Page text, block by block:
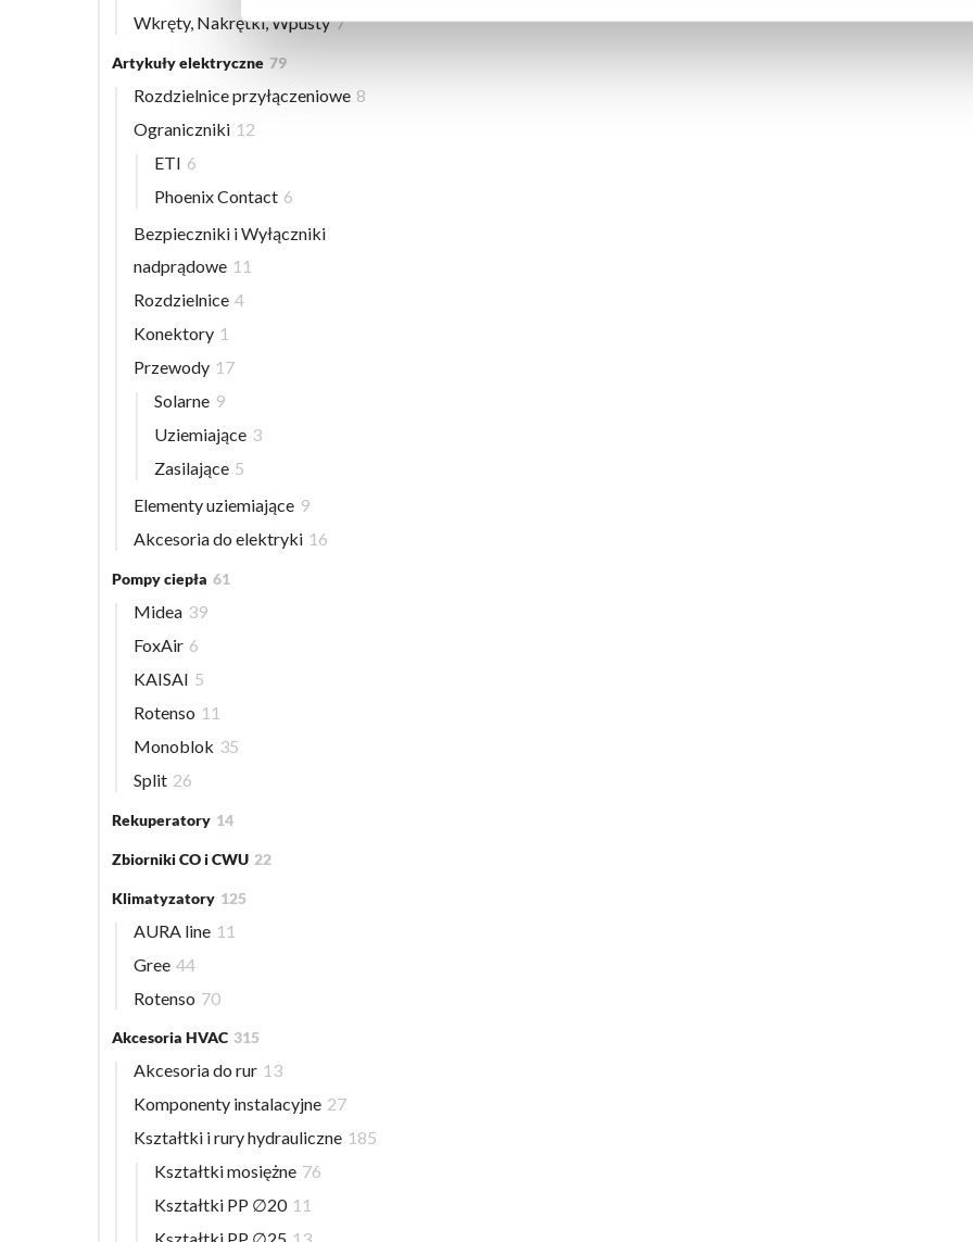
Wkręty, Nakrętki, Wpusty 7
Artykuły elektryczne 79
Rozdzielnice przyłączeniowe 8
Ograniczniki 12
ETI 6
Phoenix Contact 6
Bezpieczniki i Wyłączniki
nadprądowe 11
Rozdzielnice 4
Konektory 1
Przewody 17
Solarne 9
Uziemiające 3
Zasilające 5
Elementy uziemiające 9
Akcesoria do elektryki 16
Pompy ciepła 61
Midea 39
FoxAir 6
KAISAI 5
Rotenso 11
Monoblok 35
Split 26
Rekuperatory 14
Zbiorniki CO i CWU 22
Klimatyzatory 125
AURA line 11
Gree 44
Rotenso 70
Akcesoria HVAC 315
Akcesoria do rur 13
Komponenty instalacyjne 27
Kształtki i rury hydrauliczne 185
Kształtki mosiężne 76
Kształtki PP ∅20 11